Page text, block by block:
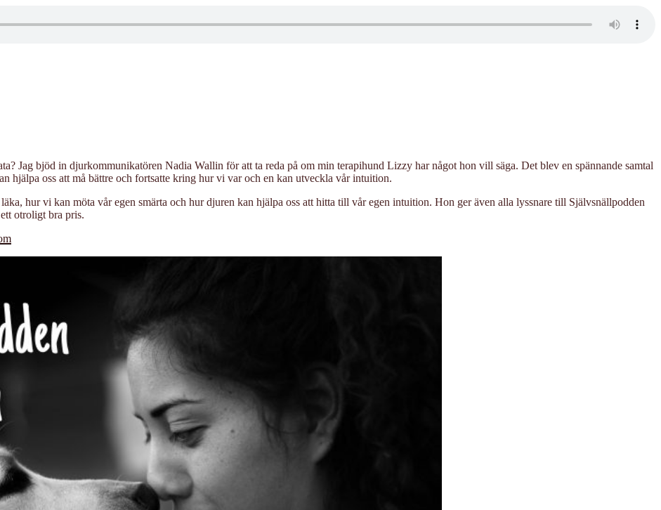
Jag bjöd in djurkommunikatören Nadia Wallin för att ta reda på om min terapihund Lizzy har något hon vill säga. Det blev en spännande samtal
hjälpa oss att må bättre och fortsatte kring hur vi var och en kan utveckla vår intuition.
hur vi kan möta vår egen smärta och hur djuren kan hjälpa oss att hitta till vår egen intuition. Hon ger även alla lyssnare till Självsnällpodden
otroligt bra pris.